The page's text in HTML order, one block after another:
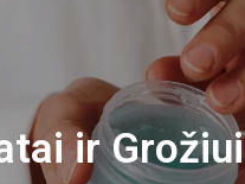
ir Grožiui